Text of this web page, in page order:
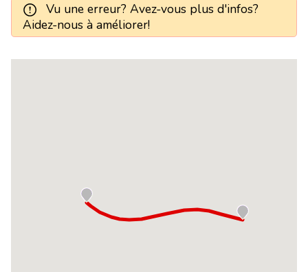
Vu une erreur? Avez-vous plus d'infos?
Aidez-nous à améliorer!